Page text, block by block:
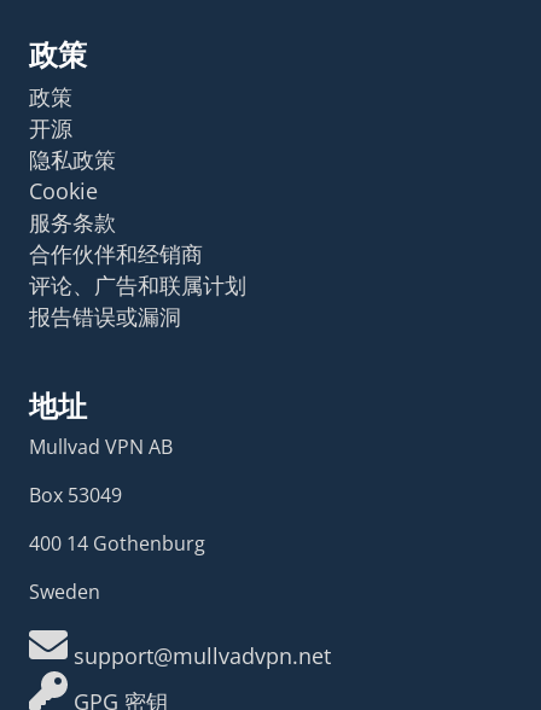
政策
政策
开源
隐私政策
Cookie
服务条款
合作伙伴和经销商
评论、广告和联属计划
报告错误或漏洞
地址
Mullvad VPN AB
Box 53049
400 14 Gothenburg
Sweden
support@mullvadvpn.net
GPG 密钥